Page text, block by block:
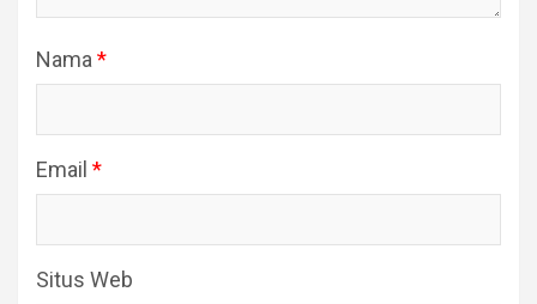
Nama *
Email *
Situs Web